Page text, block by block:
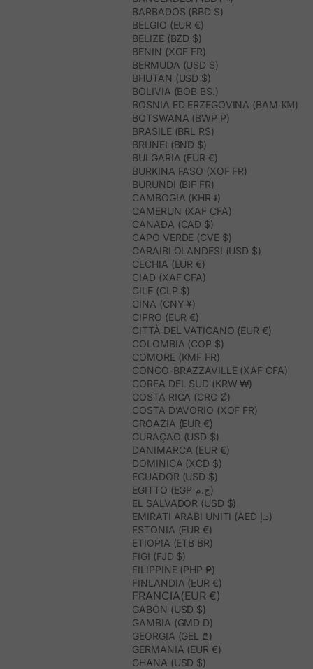
BARBADOS (BBD $)
BELGIO (EUR €)
BELIZE (BZD $)
BENIN (XOF FR)
BERMUDA (USD $)
BHUTAN (USD $)
BOLIVIA (BOB BS.)
BOSNIA ED ERZEGOVINA (BAM КМ)
BOTSWANA (BWP P)
BRASILE (BRL R$)
BRUNEI (BND $)
BULGARIA (EUR €)
BURKINA FASO (XOF FR)
BURUNDI (BIF FR)
CAMBOGIA (KHR ៛)
CAMERUN (XAF CFA)
CANADA (CAD $)
CAPO VERDE (CVE $)
CARAIBI OLANDESI (USD $)
CECHIA (EUR €)
CIAD (XAF CFA)
CILE (CLP $)
CINA (CNY ¥)
CIPRO (EUR €)
CITTÀ DEL VATICANO (EUR €)
COLOMBIA (COP $)
COMORE (KMF FR)
CONGO-BRAZZAVILLE (XAF CFA)
COREA DEL SUD (KRW ₩)
COSTA RICA (CRC ₡)
COSTA D’AVORIO (XOF FR)
CROAZIA (EUR €)
CURAÇAO (USD $)
DANIMARCA (EUR €)
DOMINICA (XCD $)
ECUADOR (USD $)
EGITTO (EGP ج.م)
EL SALVADOR (USD $)
EMIRATI ARABI UNITI (AED د.إ)
ESTONIA (EUR €)
ETIOPIA (ETB BR)
FIGI (FJD $)
FILIPPINE (PHP ₱)
FINLANDIA (EUR €)
FRANCIA(EUR €)
GABON (USD $)
GAMBIA (GMD D)
GEORGIA (GEL ₾)
GERMANIA (EUR €)
GHANA (USD $)